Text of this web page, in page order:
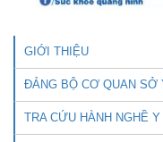
GIỚI THIỆU
ĐẢNG BỘ CƠ QUAN SỞ
TRA CỨU HÀNH NGHỀ